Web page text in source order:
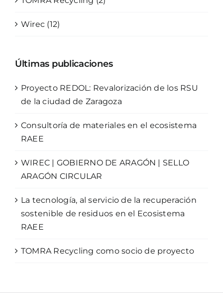
Wirec (12)
Últimas publicaciones
Proyecto REDOL: Revalorización de los RSU
de la ciudad de Zaragoza
Consultoría de materiales en el ecosistema
RAEE
WIREC | GOBIERNO DE ARAGÓN | SELLO
ARAGÓN CIRCULAR
La tecnología, al servicio de la recuperación
sostenible de residuos en el Ecosistema
RAEE
TOMRA Recycling como socio de proyecto